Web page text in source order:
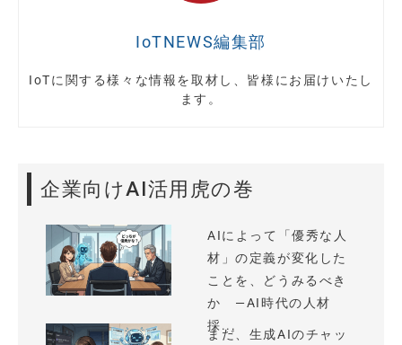
IoTNEWS編集部
IoTに関する様々な情報を取材し、皆様にお届けいたし
ます。
企業向けAI活用虎の巻
AIによって「優秀な人
材」の定義が変化した
ことを、どうみるべき
か —AI時代の人材
採...
まだ、生成AIのチャッ